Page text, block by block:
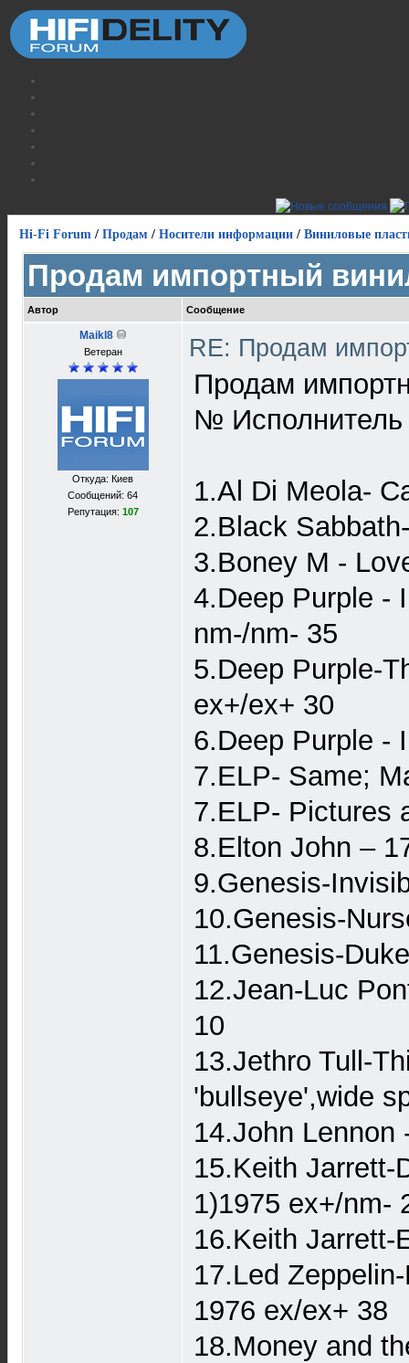
Hi-Fi Forum / Продам / Носители информации / Виниловые
Продам импортный
Автор Сообщение
Maikl8
Ветеран
Откуда: Киев
Сообщений: 64
Репутация: 107
RE: Продам
Продам
№ Исполнитель
1.Al Di Meola-
2.Black
3.Boney M -
4.Deep Purple -
nm-/nm- 35
5.Deep Purple-
ex+/ex+ 30
6.Deep Purple -
7.ELP- Same;
7.ELP- Pictures
8.Elton John ‎–
9.Genesis-
10.Genesis-
11.Genesis-
12.Jean-Luc
10
13.Jethro Tull-
'bullseye',wide
14.John Lennon
15.Keith Jarrett-
1)1975 ex+/nm-
16.Keith Jarrett-
17.Led
1976 ex/ex+ 38
18.Money and